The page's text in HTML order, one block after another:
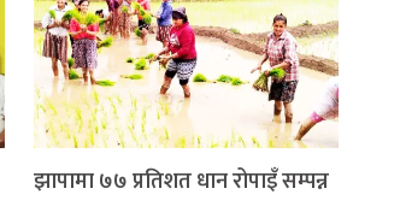
झापामा ७७ प्रतिशत धान रोपाइँ सम्पन्न